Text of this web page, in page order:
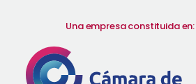
Una empresa constituida en: